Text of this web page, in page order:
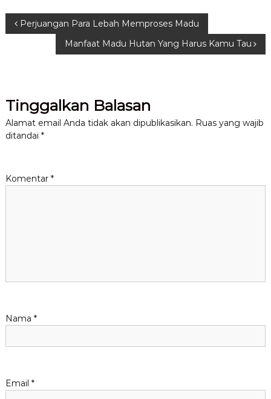
N
i
g
s
Perjuangan Para Lebah Memproses Madu
Manfaat Madu Hutan Yang Harus Kamu Tau
Tinggalkan Balasan
Alamat email Anda tidak akan dipublikasikan. Ruas yang wajib
ditandai *
Komentar *
Nama *
Email *